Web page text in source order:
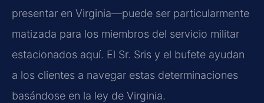
presentar en Virginia—puede ser particularmente
matizada para los miembros del servicio militar
estacionados aquí. El Sr. Sris y el bufete ayudan
a los clientes a navegar estas determinaciones
basándose en la ley de Virginia.